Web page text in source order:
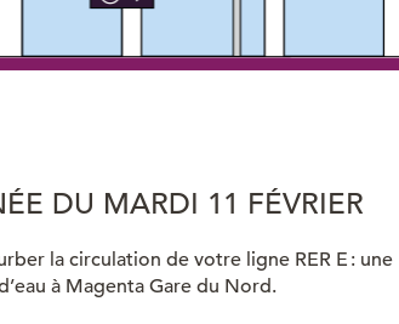
DU MARDI 11 FÉVRIER
la circulation de votre ligne RER E : une
à Magenta Gare du Nord.